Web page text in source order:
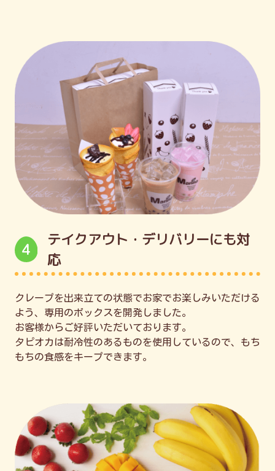
4
テイクアウト・デリバリーにも対
応
クレープを出来立ての状態でお家でお楽しみいただける
よう、専用のボックスを開発しました。
お客様からご好評いただいております。
タピオカは耐冷性のあるものを使用しているので、もち
もちの食感をキープできます。